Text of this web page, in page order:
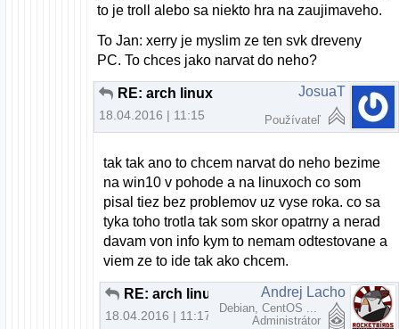
to je troll alebo sa niekto hra na zaujimaveho.
To Jan: xerry je myslim ze ten svk dreveny
PC. To chces jako narvat do neho?
RE: arch linux
18.04.2016 | 11:15
JosuaT
Používateľ
tak tak ano to chcem narvat do neho bezime
na win10 v pohode a na linuxoch co som
pisal tiez bez problemov uz vyse roka. co sa
tyka toho trotla tak som skor opatrny a nerad
davam von info kym to nemam odtestovane a
viem ze to ide tak ako chcem.
RE: arch linux
18.04.2016 | 11:17
Andrej Lacho
Debian, CentOS ...
Administrátor